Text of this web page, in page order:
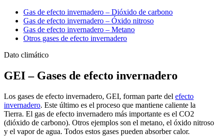
Gas de efecto invernadero – Dióxido de carbono
Gas de efecto invernadero – Óxido nitroso
Gas de efecto invernadero – Metano
Otros gases de efecto invernadero
Dato climático
GEI – Gases de efecto invernadero
Los gases de efecto invernadero, GEI, forman parte del efecto
invernadero. Este último es el proceso que mantiene caliente la
Tierra. El gas de efecto invernadero más importante es el CO2
(dióxido de carbono). Otros ejemplos son el metano, el óxido nitroso
y el vapor de agua. Todos estos gases pueden absorber calor.